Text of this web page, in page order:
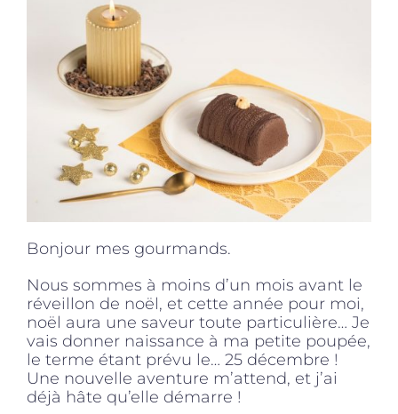
Produits sains
Click and collect
Traiteur
Accessoires
Offres
Bonjour mes gourmands.
Nous sommes à moins d’un mois avant le
réveillon de noël, et cette année pour moi,
noël aura une saveur toute particulière… Je
vais donner naissance à ma petite poupée,
le terme étant prévu le… 25 décembre !
Une nouvelle aventure m’attend, et j’ai
déjà hâte qu’elle démarre !